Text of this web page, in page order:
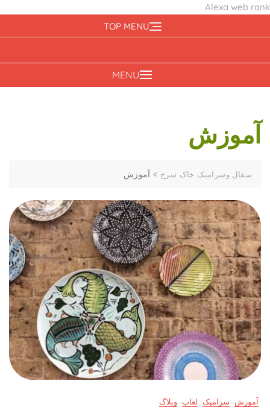
Alexa web rank
to
TOP MENU
MENU
آموزش
سفال وسرامیک خاک سرخ > آموزش
آموزش سرامیک لعاب وبلاگ